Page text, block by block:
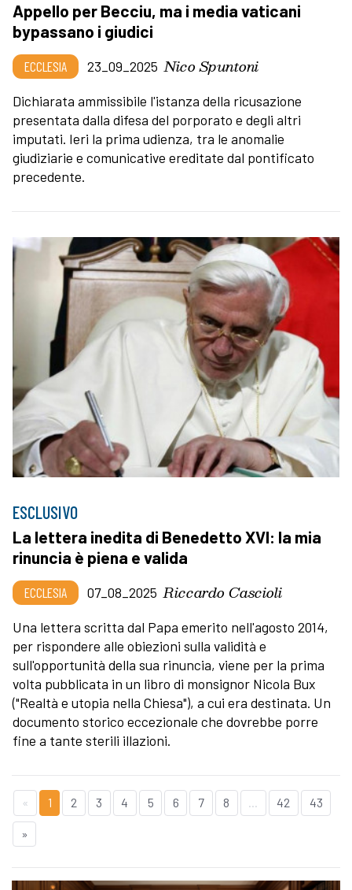
Appello per Becciu, ma i media vaticani
bypassano i giudici
ECCLESIA 23_09_2025 Nico Spuntoni
Dichiarata ammissibile l'istanza della ricusazione
presentata dalla difesa del porporato e degli altri
imputati. Ieri la prima udienza, tra le anomalie
giudiziarie e comunicative ereditate dal pontificato
precedente.
ESCLUSIVO
La lettera inedita di Benedetto XVI: la mia
rinuncia è piena e valida
ECCLESIA 07_08_2025 Riccardo Cascioli
Una lettera scritta dal Papa emerito nell'agosto 2014,
per rispondere alle obiezioni sulla validità e
sull'opportunità della sua rinuncia, viene per la prima
volta pubblicata in un libro di monsignor Nicola Bux
("Realtà e utopia nella Chiesa"), a cui era destinata. Un
documento storico eccezionale che dovrebbe porre
fine a tante sterili illazioni.
« 1 2 3 4 5 6 7 8 ... 42 43
»